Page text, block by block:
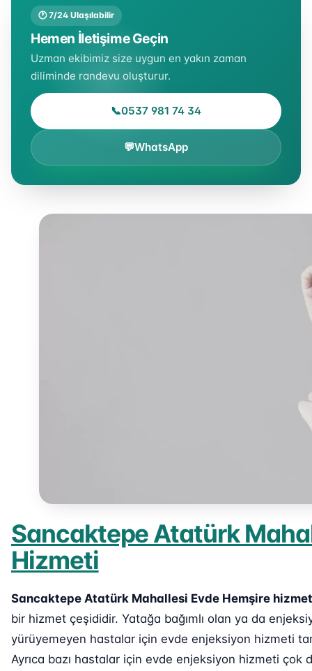
Sancaktepe Atatürk
Hizmeti
Sancaktepe Atatürk Mahallesi Evde Hemşire
bir hizmet çeşididir. Yatağa bağımlı olan ya da
yürüyemeyen hastalar için evde enjeksiyon hizmeti
Ayrıca bazı hastalar için evde enjeksiyon hizmeti
🕐 7/24 Ulaşılabilir
Hemen İletişime Geçin
Uzman ekibimiz size uygun en yakın zaman
diliminde randevu oluşturur.
📞0537 981 74 34
💬WhatsApp